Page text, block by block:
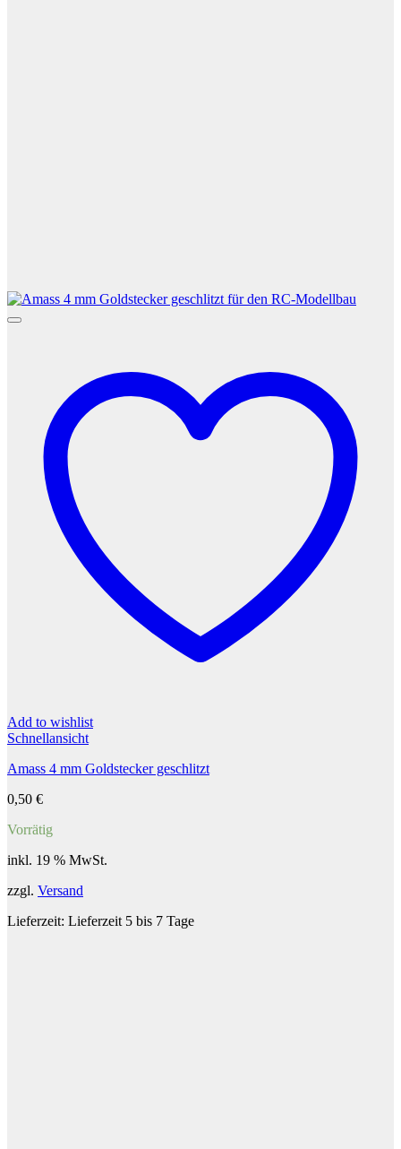
Add to wishlist
Schnellansicht
Amass 4 mm Goldstecker geschlitzt
0,50 €
Vorrätig
inkl. 19 % MwSt.
zzgl. Versand
Lieferzeit: Lieferzeit 5 bis 7 Tage